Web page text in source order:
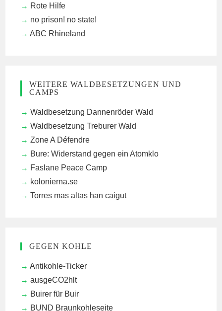
Rote Hilfe
no prison! no state!
ABC Rhineland
WEITERE WALDBESETZUNGEN UND
CAMPS
Waldbesetzung Dannenröder Wald
Waldbesetzung Treburer Wald
Zone A Défendre
Bure: Widerstand gegen ein Atomklo
Faslane Peace Camp
kolonierna.se
Torres mas altas han caigut
GEGEN KOHLE
Antikohle-Ticker
ausgeCO2hlt
Buirer für Buir
BUND Braunkohleseite